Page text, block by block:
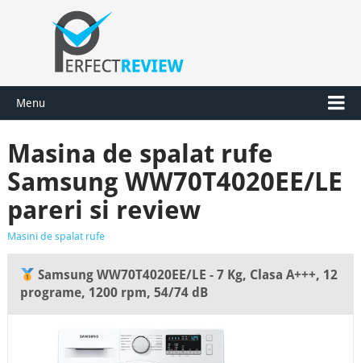
Menu
Masina de spalat rufe
Samsung WW70T4020EE/LE
pareri si review
Masini de spalat rufe
Samsung WW70T4020EE/LE - 7 Kg, Clasa A+++, 12
programe, 1200 rpm, 54/74 dB